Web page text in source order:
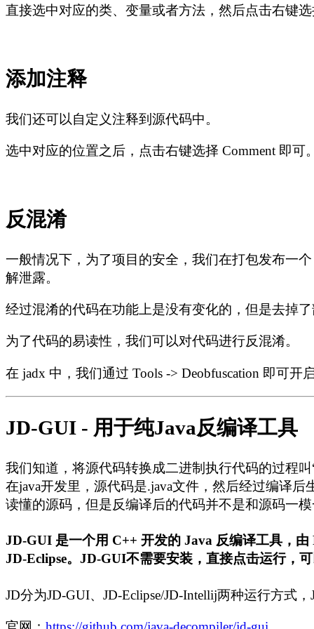
直接选中对应的类、变量或者方法，然后点击右键
添加注释
我们还可以自定义注释到源代码中。
选中对应的位置之后，点击右键选择 Comment 即可
反混淆
一般情况下，为了项目的安全，我们在打包发布一
解泄露。
经过混淆的代码在功能上是没有变化的，但是去掉
为了代码的易读性，我们可以对代码进行反混淆。
在 jadx 中，我们通过 Tools -> Deobfuscation 即可开
JD-GUI - 用于纯Java反编译工具
我们知道，将源代码转换成二进制执行代码的过程
在java开发里，源代码是.java文件，然后经过编译
读懂的源码，但是反编译后的代码并不是和源码一
JD-GUI 是一个用 C++ 开发的 Java 反编译工具，
JD-Eclipse。JD-GUI不需要安装，直接点击运行，
JD分为JD-GUI、JD-Eclipse/JD-Intellij两种运行方式